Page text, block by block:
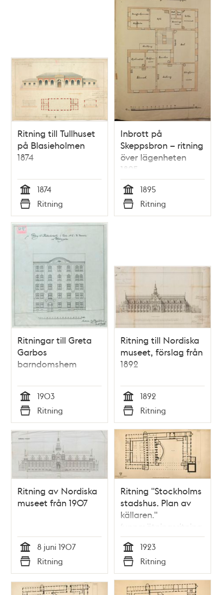
Ritning till Tullhuset
på Blasieholmen
1874
Tid
1874
Typ
Ritning
Inbrott på
Skeppsbron – ritning
över lägenheten
1895
Tid
1895
Typ
Ritning
Ritningar till Greta
Garbos
barndomshem
Tid
1903
Typ
Ritning
Ritning till Nordiska
museet, förslag från
1892
Tid
1892
Typ
Ritning
Ritning av Nordiska
museet från 1907
Tid
8 juni 1907
Typ
Ritning
Ritning "Stockholms
stadshus. Plan av
källaren."
(uppmätningsritning
1923)
Tid
1923
Typ
Ritning